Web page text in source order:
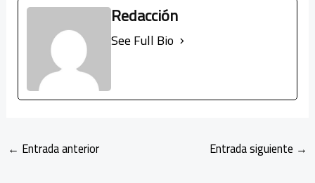
Redacción
See Full Bio
← Entrada anterior Entrada siguiente →